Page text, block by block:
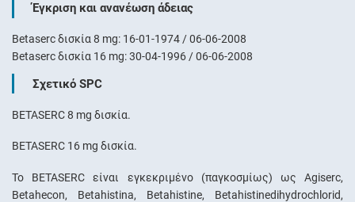
Έγκριση και ανανέωση άδειας
Betaserc δισκία 8 mg: 16-01-1974 / 06-06-2008
Betaserc δισκία 16 mg: 30-04-1996 / 06-06-2008
Σχετικό SPC
BETASERC 8 mg δισκία.
BETASERC 16 mg δισκία.
To BETASERC είναι εγκεκριμένο (παγκοσμίως) ως Agiserc,
Betahecon, Betahistina, Betahistine, Betahistinedihydrochlorid,